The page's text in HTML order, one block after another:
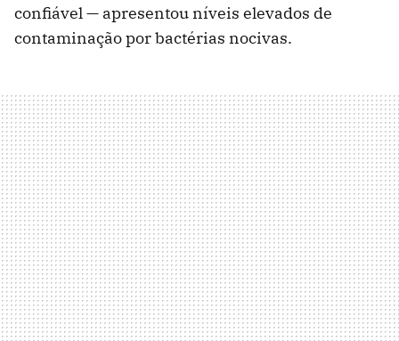
confiável — apresentou níveis elevados de
contaminação por bactérias nocivas.